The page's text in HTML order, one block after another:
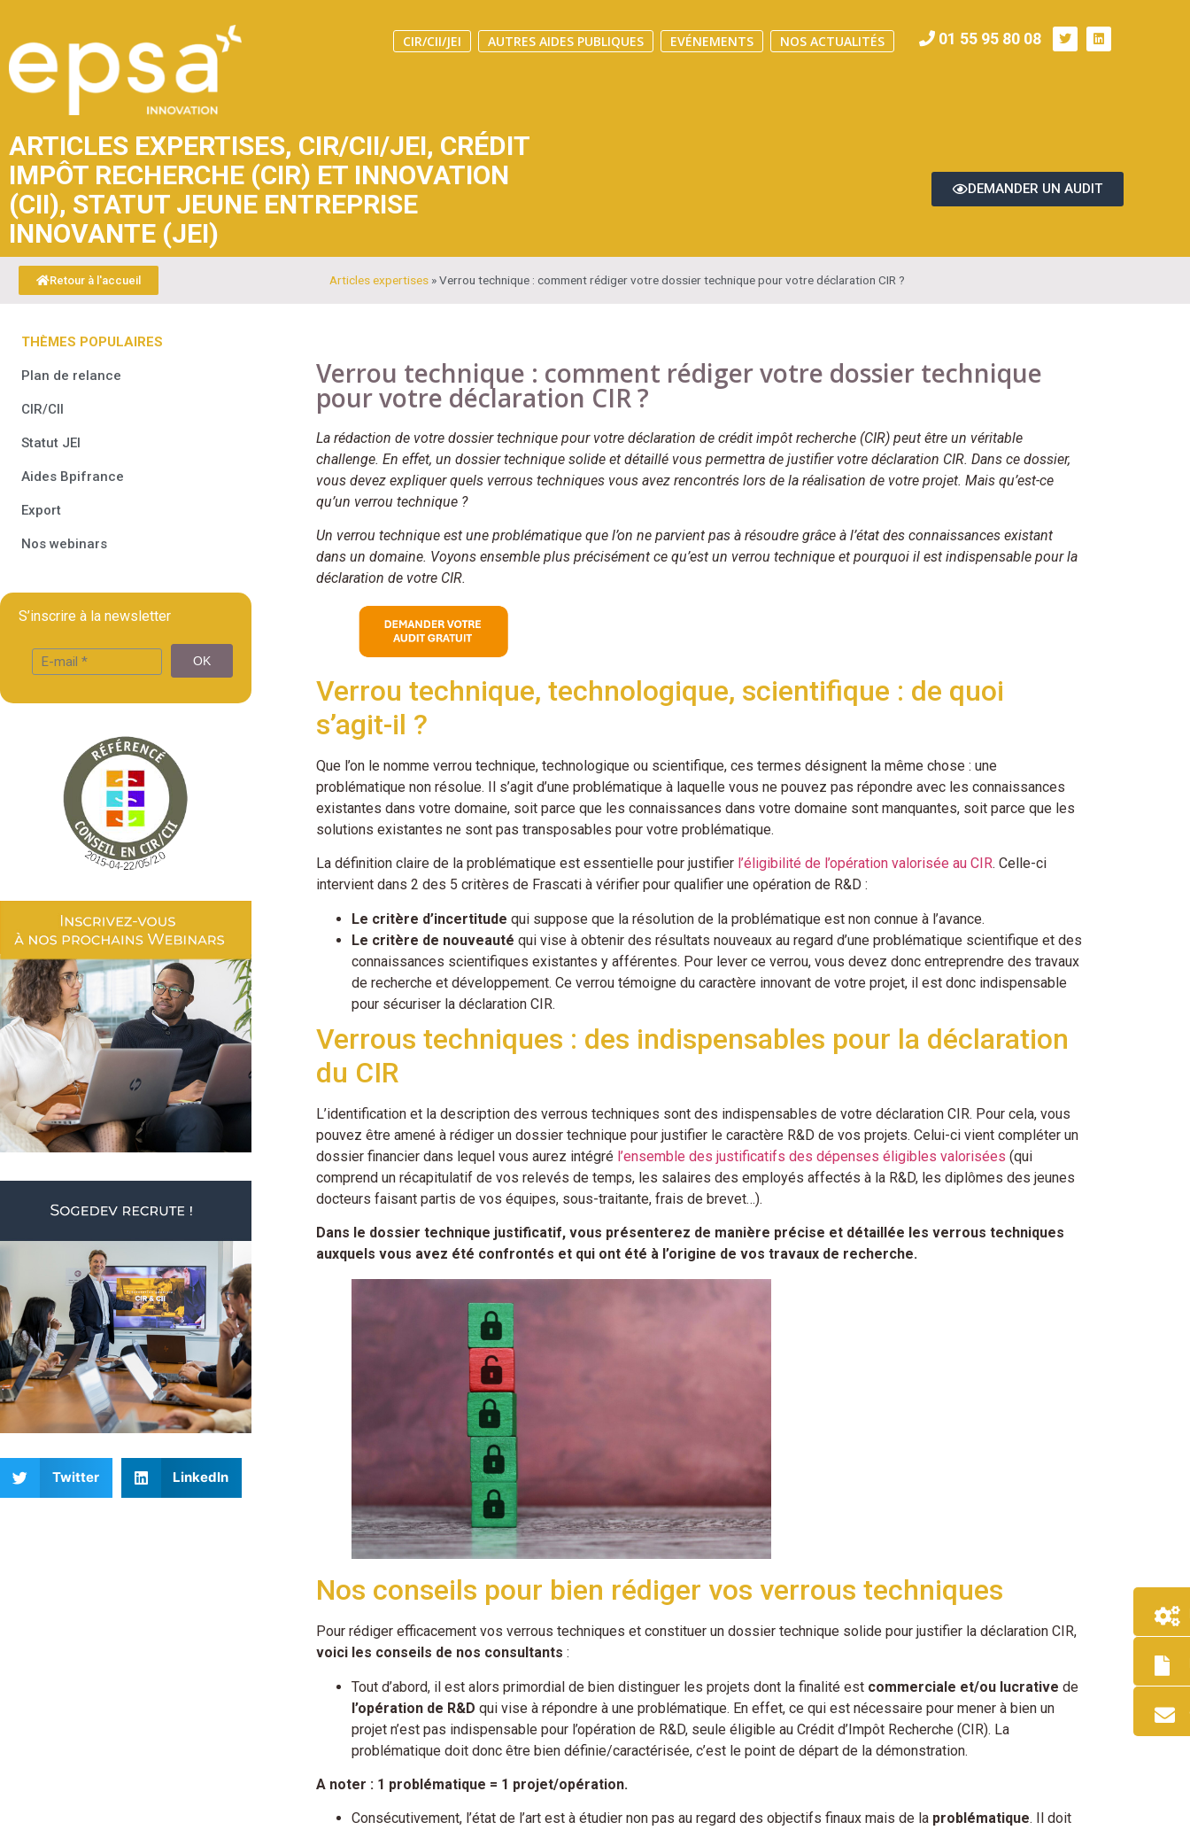
CIR/CII/JEI AUTRES AIDES PUBLIQUES EVÉNEMENTS NOS ACTUALITÉS 01 55 95 80 08
ARTICLES EXPERTISES, CIR/CII/JEI, CRÉDIT
IMPÔT RECHERCHE (CIR) ET INNOVATION
(CII), STATUT JEUNE ENTREPRISE
INNOVANTE (JEI)
DEMANDER UN AUDIT
Retour à l'accueil Articles expertises»Verrou technique : comment rédiger votre dossier technique pour votre déclaration CIR ?
THÈMES POPULAIRES
Plan de relance
CIR/CII
Statut JEI
Aides Bpifrance
Export
Nos webinars
S’inscrire à la newsletter
Twitter LinkedIn
Verrou technique : comment rédiger votre dossier technique
pour votre déclaration CIR ?
La rédaction de votre dossier technique pour votre déclaration de crédit impôt recherche (CIR) peut être un véritable
challenge. En effet, un dossier technique solide et détaillé vous permettra de justifier votre déclaration CIR. Dans ce dossier,
vous devez expliquer quels verrous techniques vous avez rencontrés lors de la réalisation de votre projet. Mais qu’est-ce
qu’un verrou technique ?
Un verrou technique est une problématique que l’on ne parvient pas à résoudre grâce à l’état des connaissances existant
dans un domaine. Voyons ensemble plus précisément ce qu’est un verrou technique et pourquoi il est indispensable pour la
déclaration de votre CIR.
Verrou technique, technologique, scientifique : de quoi
s’agit-il ?
Que l’on le nomme verrou technique, technologique ou scientifique, ces termes désignent la même chose : une
problématique non résolue. Il s’agit d’une problématique à laquelle vous ne pouvez pas répondre avec les connaissances
existantes dans votre domaine, soit parce que les connaissances dans votre domaine sont manquantes, soit parce que les
solutions existantes ne sont pas transposables pour votre problématique.
La définition claire de la problématique est essentielle pour justifier l’éligibilité de l’opération valorisée au CIR. Celle-ci
intervient dans 2 des 5 critères de Frascati à vérifier pour qualifier une opération de R&D :
Le critère d’incertitude qui suppose que la résolution de la problématique est non connue à l’avance.
Le critère de nouveauté qui vise à obtenir des résultats nouveaux au regard d’une problématique scientifique et des
connaissances scientifiques existantes y afférentes. Pour lever ce verrou, vous devez donc entreprendre des travaux
de recherche et développement. Ce verrou témoigne du caractère innovant de votre projet, il est donc indispensable
pour sécuriser la déclaration CIR.
Verrous techniques : des indispensables pour la déclaration
du CIR
L’identification et la description des verrous techniques sont des indispensables de votre déclaration CIR. Pour cela, vous
pouvez être amené à rédiger un dossier technique pour justifier le caractère R&D de vos projets. Celui-ci vient compléter un
dossier financier dans lequel vous aurez intégré l’ensemble des justificatifs des dépenses éligibles valorisées (qui
comprend un récapitulatif de vos relevés de temps, les salaires des employés affectés à la R&D, les diplômes des jeunes
docteurs faisant partis de vos équipes, sous-traitante, frais de brevet…).
Dans le dossier technique justificatif, vous présenterez de manière précise et détaillée les verrous techniques
auxquels vous avez été confrontés et qui ont été à l’origine de vos travaux de recherche.
Nos conseils pour bien rédiger vos verrous techniques
Pour rédiger efficacement vos verrous techniques et constituer un dossier technique solide pour justifier la déclaration CIR,
voici les conseils de nos consultants :
Tout d’abord, il est alors primordial de bien distinguer les projets dont la finalité est commerciale et/ou lucrative de
l’opération de R&D qui vise à répondre à une problématique. En effet, ce qui est nécessaire pour mener à bien un
projet n’est pas indispensable pour l’opération de R&D, seule éligible au Crédit d’Impôt Recherche (CIR). La
problématique doit donc être bien définie/caractérisée, c’est le point de départ de la démonstration.
A noter : 1 problématique = 1 projet/opération.
Consécutivement, l’état de l’art est à étudier non pas au regard des objectifs finaux mais de la problématique. Il doit